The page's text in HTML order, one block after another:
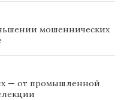
мошеннических
— от промышленной